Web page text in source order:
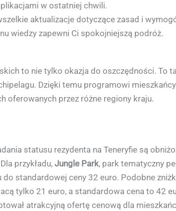
w ostatniej chwili.
aktualizacje dotyczące zasad i
wiedzy zapewni Ci spokojniejszą podróż.
to nie tylko okazja do oszczędności. To
Dzięki temu programowi
oferowanych przez różne regiony kraju.
statusu rezydenta na Teneryfie są
przykładu,Jungle Park, park tematyczny
standardowej ceny 32 euro. Podobne
tylko 21 euro, a standardowa cena to 42
atrakcyjną ofertę cenową dla